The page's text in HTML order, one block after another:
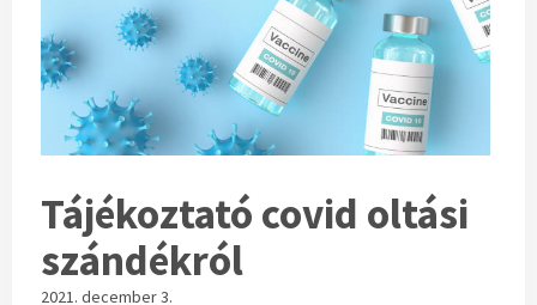
Tájékoztató covid oltási
szándékról
2021. december 3.